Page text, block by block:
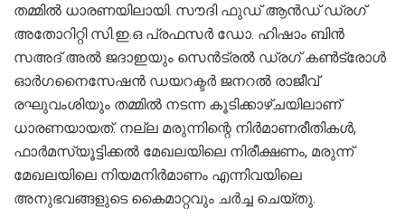
തമ്മില്‍ ധാരണയിലായി. സൗദി ഫുഡ് ആന്‍ഡ് ഡ്രഗ്
അതോറിറ്റി സി.ഇ.ഒ പ്രഫസര്‍ ഡോ. ഹിഷാം ബിന്‍
സഅദ് അല്‍ ജദാഇയും സെന്‍ട്രല്‍ ഡ്രഗ് കണ്‍ട്രോള്‍
ഓര്‍ഗനൈസേഷന്‍ ഡയറക്ടര്‍ ജനറല്‍ രാജീവ്
രഘുവംശിയും തമ്മില്‍ നടന്ന കൂടിക്കാഴ്ചയിലാണ്
ധാരണയായത്. നല്ല മരുന്നിന്റെ നിര്‍മാണരീതികള്‍,
ഫാര്‍മസ്യൂട്ടിക്കല്‍ മേഖലയിലെ നിരീക്ഷണം, മരുന്ന്
മേഖലയിലെ നിയമനിര്‍മാണം എന്നിവയിലെ
അനുഭവങ്ങളുടെ കൈമാറ്റവും ചര്‍ച്ച ചെയ്തു.